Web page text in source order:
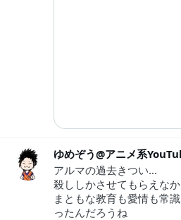
ゆめぞう@アニメ系
アルマの過去きつい…
殺ししかさせてもらえな
まともな教育も愛情も常
ったんだろうね